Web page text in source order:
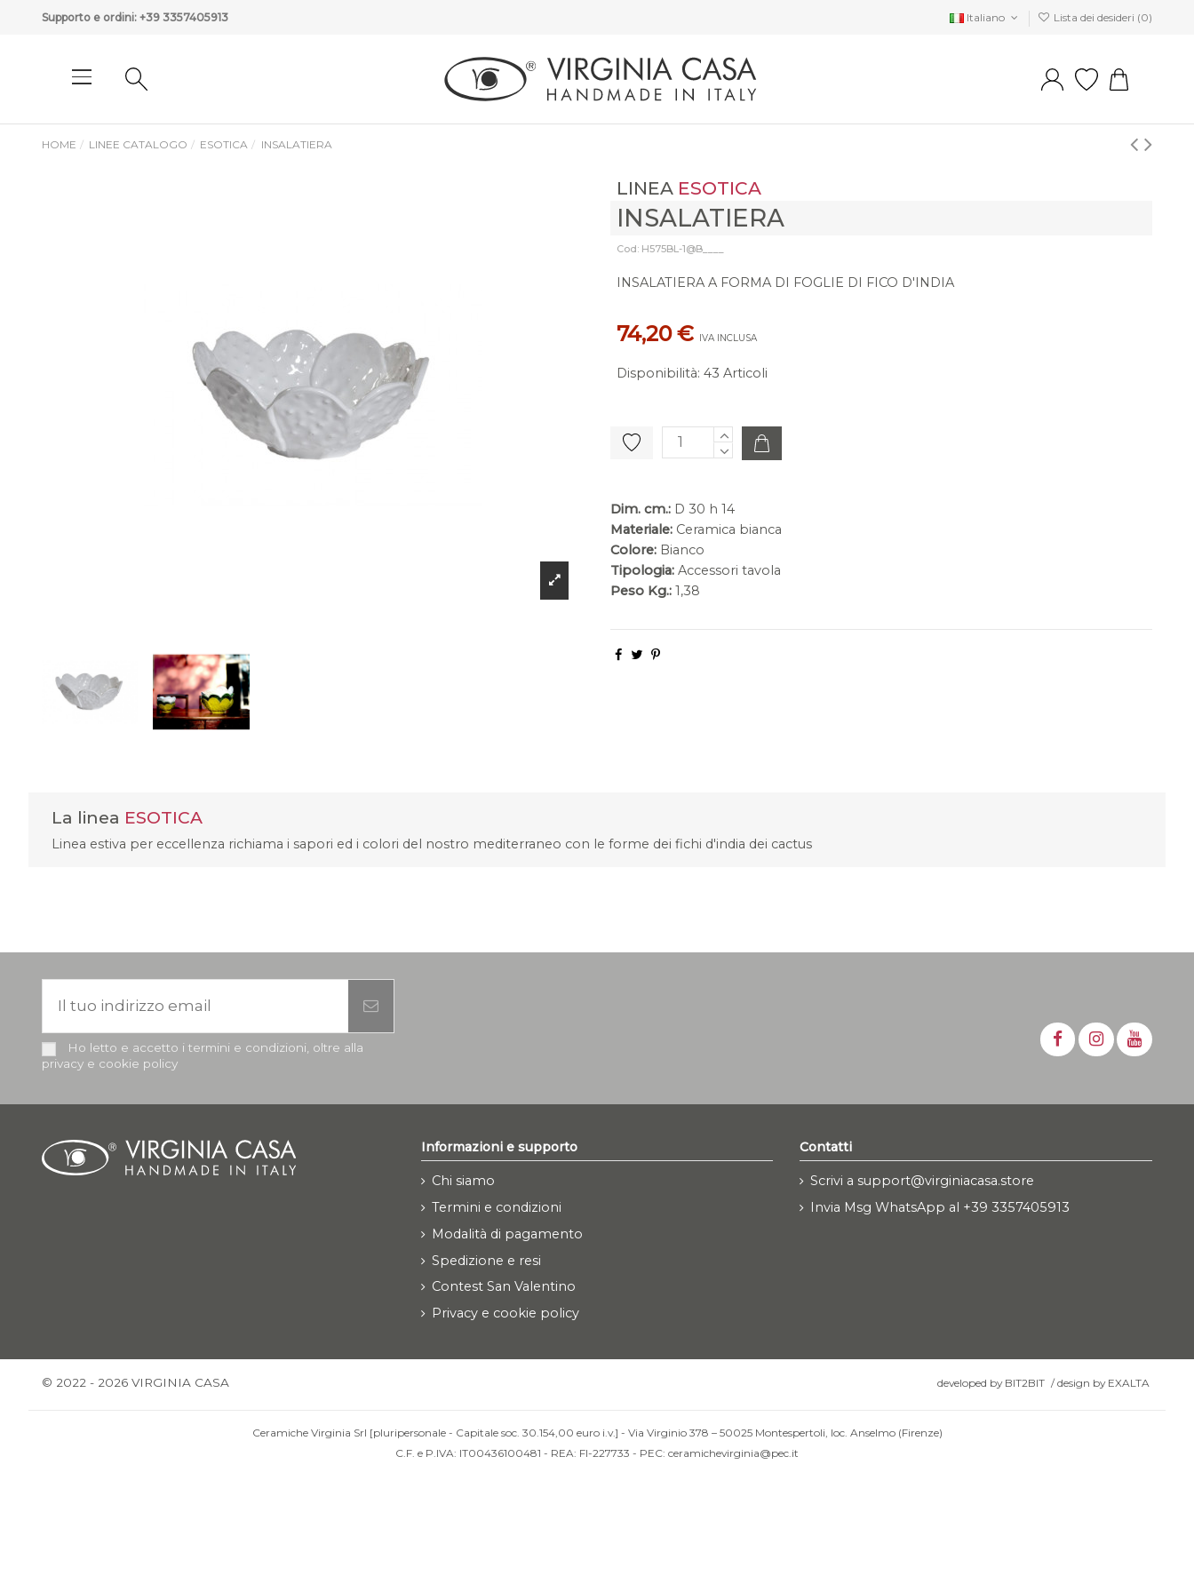
Supporto e ordini: +39 3357405913 Italiano Lista dei desideri (0)
HOME LINEE CATALOGO ESOTICA INSALATIERA
LINEA ESOTICA
INSALATIERA
Cod: H575BL-1@B____
INSALATIERA A FORMA DI FOGLIE DI FICO D'INDIA
74,20 € IVA INCLUSA
Disponibilità: 43 Articoli
Dim. cm.: D 30 h 14
Materiale: Ceramica bianca
Colore: Bianco
Tipologia: Accessori tavola
Peso Kg.: 1,38
La linea ESOTICA
Linea estiva per eccellenza richiama i sapori ed i colori del nostro mediterraneo con le forme dei fichi d'india dei cactus
Ho letto e accetto i termini e condizioni, oltre alla
privacy e cookie policy
Informazioni e supporto
Chi siamo
Termini e condizioni
Modalità di pagamento
Spedizione e resi
Contest San Valentino
Privacy e cookie policy
Contatti
Scrivi a support@virginiacasa.store
Invia Msg WhatsApp al +39 3357405913
© 2022 - 2026 VIRGINIA CASA developed by BIT2BIT /design by EXALTA
Ceramiche Virginia Srl [pluripersonale - Capitale soc. 30.154,00 euro i.v.] - Via Virginio 378 – 50025 Montespertoli, loc. Anselmo (Firenze)
C.F. e P.IVA: IT00436100481 - REA: FI-227733 - PEC: ceramichevirginia@pec.it